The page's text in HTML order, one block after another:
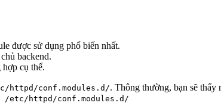
được sử dụng phổ biến nhất.
backend.
cụ thể.
httpd/conf.modules.d/. Thông thường, bạn sẽ thấy
/etc/httpd/conf.modules.d/